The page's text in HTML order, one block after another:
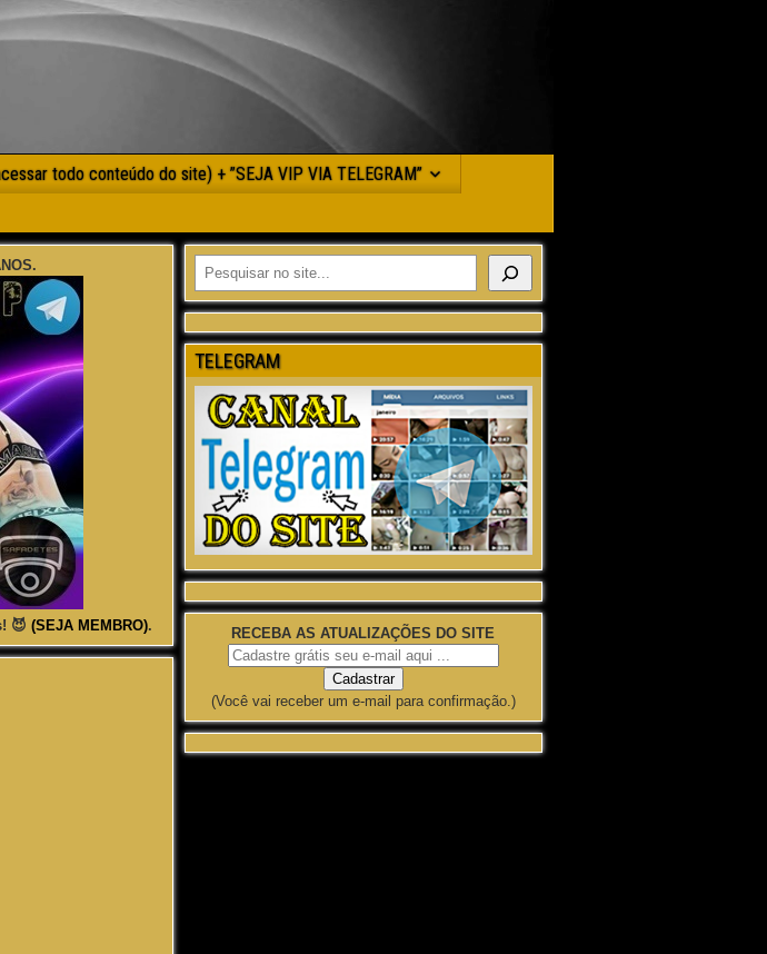
todo conteúdo do site) + ”SEJA VIP VIA TELEGRAM”
😈(SEJA MEMBRO).
TELEGRAM
RECEBA AS ATUALIZAÇÕES DO SITE
(Você vai receber um e-mail para confirmação.)